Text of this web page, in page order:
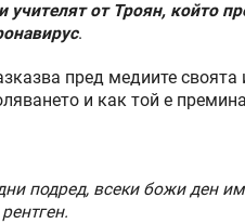
учителят от Троян, който
.
пред медиите своята
и как той е
подред, всеки божи ден